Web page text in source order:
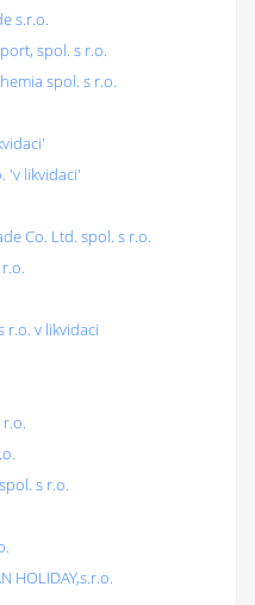
s.r.o.
spol. s r.o.
spol. s r.o.
'v likvidaci'
Co. Ltd. spol. s r.o.
r.o. v likvidaci
r.o.
s r.o.
HOLIDAY,s.r.o.